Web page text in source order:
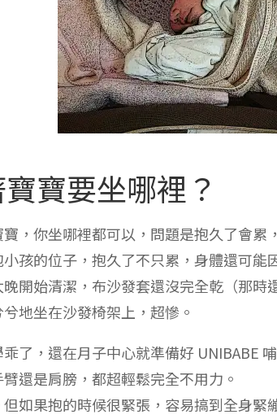
寶要坐哪裡？
，你坐哪裡都可以，問題是抱久了會
孩的位子，抱久了不只累，身體還可
開始清潔，布沙發套還沒完全乾（那時
地坐在沙發椅架上，超慘。
了，還在月子中心就準備好 UNIBABE
還是肩膀，都超輕鬆完全不用力。
如果抱的時候很緊張，容易搞到全身